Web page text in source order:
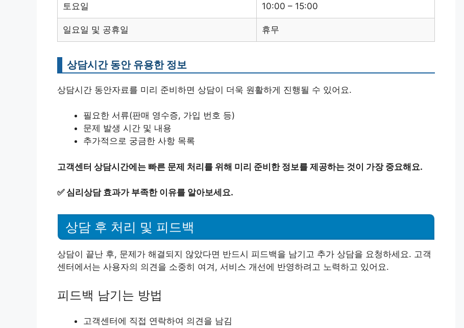
토요일 10:00 – 15:00
일요일 및 공휴일 휴무
상담시간 동안 유용한 정보
상담시간 동안자료를 미리 준비하면 상담이 더욱 원활하게 진행될 수 있어요.
필요한 서류(판매 영수증, 가입 번호 등)
문제 발생 시간 및 내용
추가적으로 궁금한 사항 목록
고객센터 상담시간에는 빠른 문제 처리를 위해 미리 준비한 정보를 제공하는 것이 가장 중요해요.
✅ 심리상담 효과가 부족한 이유를 알아보세요.
상담 후 처리 및 피드백
상담이 끝난 후, 문제가 해결되지 않았다면 반드시 피드백을 남기고 추가 상담을 요청하세요. 고객
센터에서는 사용자의 의견을 소중히 여겨, 서비스 개선에 반영하려고 노력하고 있어요.
피드백 남기는 방법
고객센터에 직접 연락하여 의견을 남김